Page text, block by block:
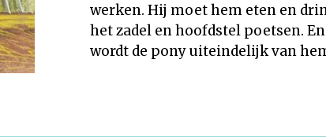
werken. Hij moet hem eten en
het zadel en hoofdstel poetsen.
wordt de pony uiteindelijk van